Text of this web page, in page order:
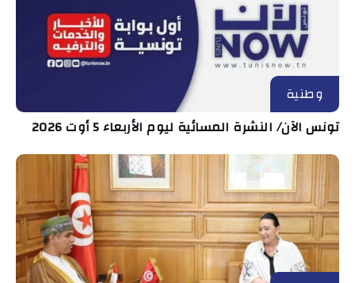
وطنية
تونس الآن/ النشرة المسائية ليوم الأربعاء 5 أوت 2026